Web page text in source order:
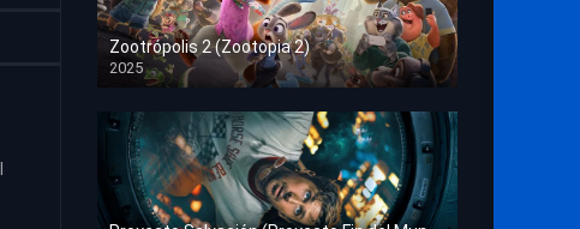
Zootrópolis 2 (Zootopia 2)
2025
HD 1080p